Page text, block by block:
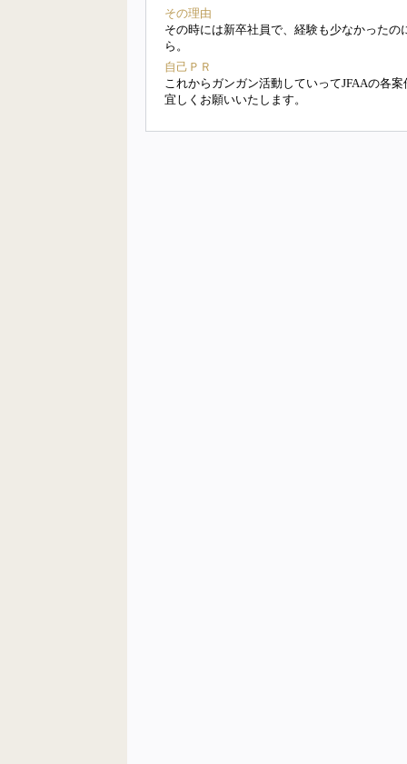
その理由
その時には新卒社員で、経験も少なかった
ら。
自己ＰＲ
これからガンガン活動していってJFAAの各
宜しくお願いいたします。